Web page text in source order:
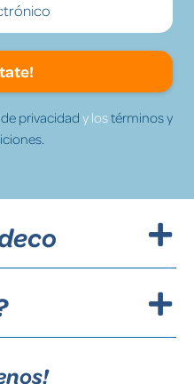
privacidad y lostérminos y